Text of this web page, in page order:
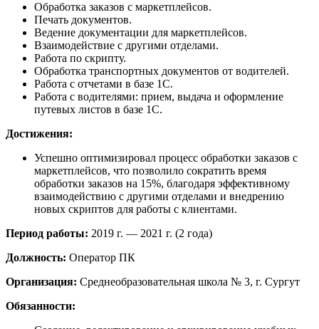
Обработка заказов с маркетплейсов.
Печать документов.
Ведение документации для маркетплейсов.
Взаимодействие с другими отделами.
Работа по скрипту.
Обработка транспортных документов от водителей.
Работа с отчетами в базе 1С.
Работа с водителями: прием, выдача и оформление
путевых листов в базе 1С.
Достижения:
Успешно оптимизировал процесс обработки заказов с
маркетплейсов, что позволило сократить время
обработки заказов на 15%, благодаря эффективному
взаимодействию с другими отделами и внедрению
новых скриптов для работы с клиентами.
Период работы: 2019 г. — 2021 г. (2 года)
Должность: Оператор ПК
Организация: Среднеобразовательная школа № 3, г. Сургут
Обязанности: